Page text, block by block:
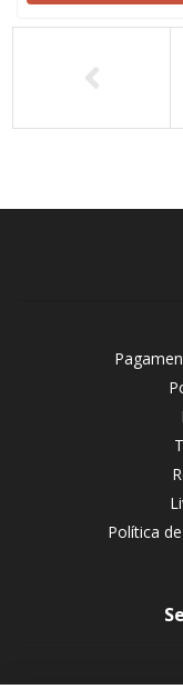
Política